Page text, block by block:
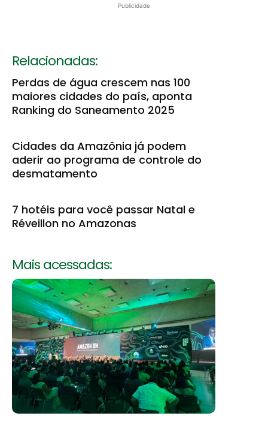
Publicidade
Relacionadas:
Perdas de água crescem nas 100
maiores cidades do país, aponta
Ranking do Saneamento 2025
Cidades da Amazônia já podem
aderir ao programa de controle do
desmatamento
7 hotéis para você passar Natal e
Réveillon no Amazonas
Mais acessadas: